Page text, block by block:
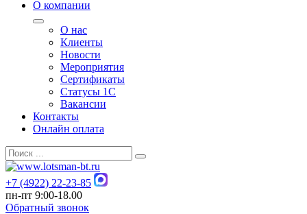
О компании
О нас
Клиенты
Новости
Мероприятия
Сертификаты
Статусы 1С
Вакансии
Контакты
Онлайн оплата
+7 (4922) 22-23-85
пн-пт 9:00-18.00
Обратный звонок